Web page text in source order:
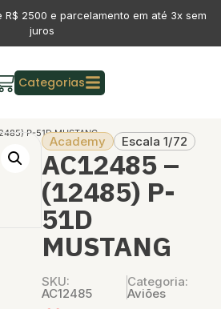
R$ 2500 e parcelamento em até 3x sem
juros
Categorias
P-51D MUSTANG
Academy Escala 1/72
AC12485 –
(12485) P-
51D
MUSTANG
SKU:
AC12485
Categoria:
Aviões